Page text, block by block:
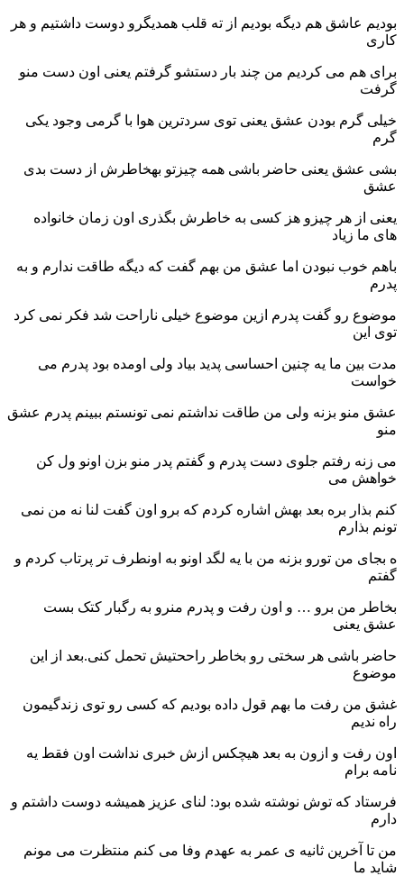
بودیم عاشق هم دیگه بودیم از ته قلب همدیگرو دوست داشتیم و هر
کاری
برای هم می کردیم من چند بار دستشو گرفتم یعنی اون دست منو
گرفت
خیلی گرم بودن عشق یعنی توی سردترین هوا با گرمی وجود یکی
گرم
بشی عشق یعنی حاضر باشی همه چیزتو بهخاطرش از دست بدی
عشق
یعنی از هر چیزو هز کسی به خاطرش بگذری اون زمان خانواده
های ما زیاد
باهم خوب نبودن اما عشق من بهم گفت که دیگه طاقت ندارم و به
پدرم
موضوع رو گفت پدرم ازین موضوع خیلی ناراحت شد فکر نمی کرد
توی این
مدت بین ما یه چنین احساسی پدید بیاد ولی اومده بود پدرم می
خواست
عشق منو بزنه ولی من طاقت نداشتم نمی تونستم ببینم پدرم عشق
منو
می زنه رفتم جلوی دست پدرم و گفتم پدر منو بزن اونو ول کن
خواهش می
کنم بذار بره بعد بهش اشاره کردم که برو اون گفت لنا نه من نمی
تونم بذارم
ه بجای من تورو بزنه من با یه لگد اونو به اونطرف تر پرتاب کردم و
گفتم
بخاطر من برو … و اون رفت و پدرم منرو به رگبار کتک بست
عشق یعنی
حاضر باشی هر سختی رو بخاطر راححتیش تحمل کنی.بعد از این
موضوع
غشق من رفت ما بهم قول داده بودیم که کسی رو توی زندگیمون
راه ندیم
اون رفت و ازون به بعد هیچکس ازش خبری نداشت اون فقط یه
نامه برام
فرستاد که توش نوشته شده بود: لنای عزیز همیشه دوست داشتم و
دارم
من تا آخرین ثانیه ی عمر به عهدم وفا می کنم منتظرت می مونم
شاید ما